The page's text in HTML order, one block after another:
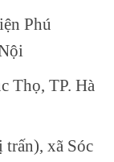
Phú
Thọ, TP. Hà
xã Sóc